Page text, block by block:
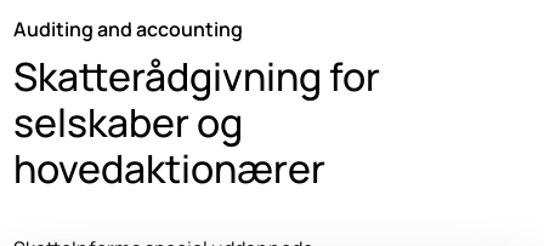
Auditing and accounting
Skatterådgivning for
selskaber og
hovedaktionærer